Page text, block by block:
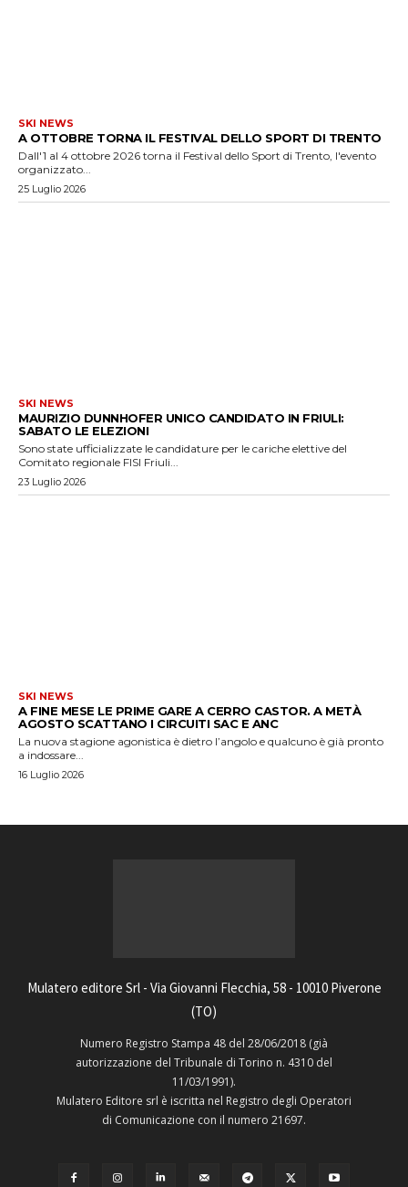
SKI NEWS
A OTTOBRE TORNA IL FESTIVAL DELLO SPORT DI TRENTO
Dall'1 al 4 ottobre 2026 torna il Festival dello Sport di Trento, l'evento
organizzato...
25 Luglio 2026
SKI NEWS
MAURIZIO DUNNHOFER UNICO CANDIDATO IN FRIULI:
SABATO LE ELEZIONI
Sono state ufficializzate le candidature per le cariche elettive del
Comitato regionale FISI Friuli...
23 Luglio 2026
SKI NEWS
A FINE MESE LE PRIME GARE A CERRO CASTOR. A METÀ
AGOSTO SCATTANO I CIRCUITI SAC E ANC
La nuova stagione agonistica è dietro l’angolo e qualcuno è già pronto
a indossare...
16 Luglio 2026
Mulatero editore Srl - Via Giovanni Flecchia, 58 - 10010 Piverone
(TO)
Numero Registro Stampa 48 del 28/06/2018 (già
autorizzazione del Tribunale di Torino n. 4310 del
11/03/1991).
Mulatero Editore srl è iscritta nel Registro degli Operatori
di Comunicazione con il numero 21697.